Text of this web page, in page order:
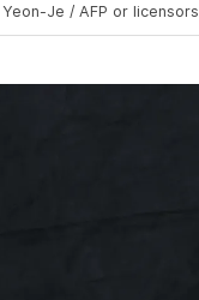
Je / AFP or licensors